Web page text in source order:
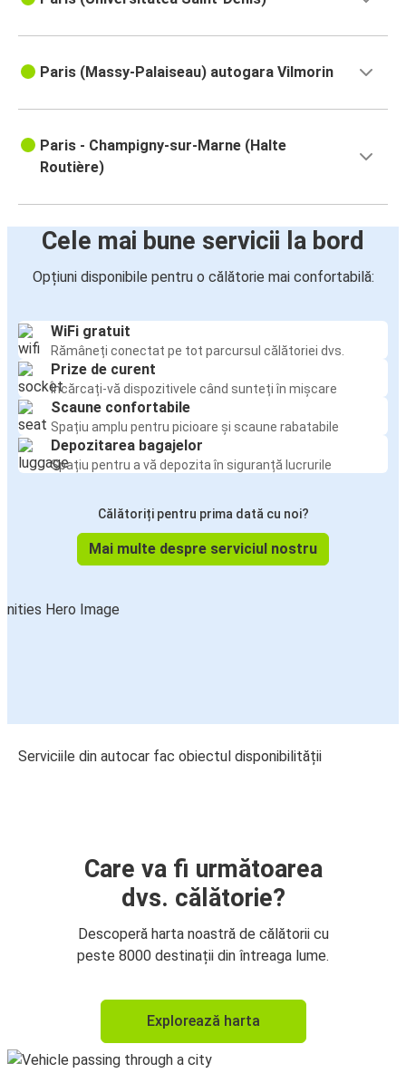
Paris (Massy-Palaiseau) autogara Vilmorin
Paris - Champigny-sur-Marne (Halte
Routière)
Cele mai bune servicii la bord
Opțiuni disponibile pentru o călătorie mai confortabilă:
WiFi gratuit
Rămâneți conectat pe tot parcursul călătoriei dvs.
Prize de curent
Încărcați-vă dispozitivele când sunteți în mișcare
Scaune confortabile
Spațiu amplu pentru picioare și scaune rabatabile
Depozitarea bagajelor
Spațiu pentru a vă depozita în siguranță lucrurile
Călătoriți pentru prima dată cu noi?
Mai multe despre serviciul nostru
Serviciile din autocar fac obiectul disponibilității
Care va fi următoarea
dvs. călătorie?
Descoperă harta noastră de călătorii cu
peste 8000 destinații din întreaga lume.
Explorează harta